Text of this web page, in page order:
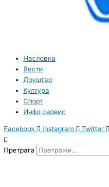
Насловна
Вести
Друштво
Култура
Спорт
Инфо сервис
Facebook Instagram Twitter
Претрага